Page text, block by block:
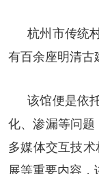
杭州市传统
有百余座明清古
该馆便是依
化、渗漏等问
多媒体交互技
展等重要内容